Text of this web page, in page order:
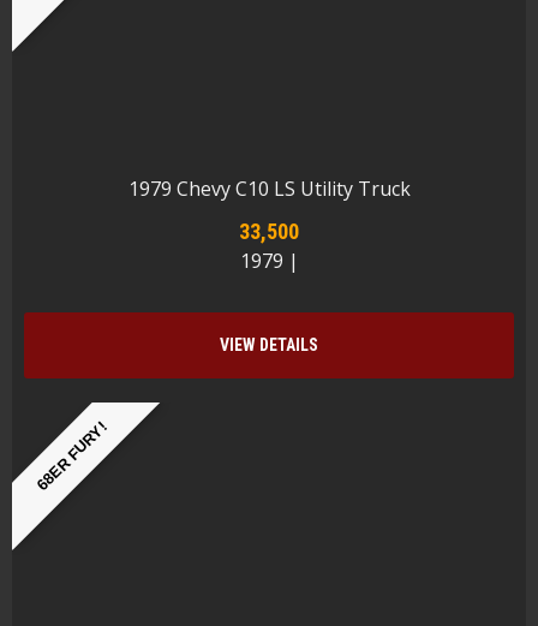
1979 Chevy C10 LS Utility Truck
33,500
1979 |
VIEW DETAILS
68ER FURY!